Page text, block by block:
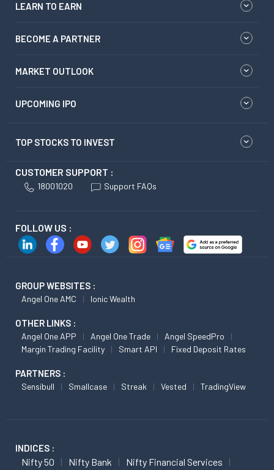
LEARN TO EARN
BECOME A PARTNER
MARKET OUTLOOK
UPCOMING IPO
TOP STOCKS TO INVEST
CUSTOMER SUPPORT :
18001020 Support FAQs
FOLLOW US :
GROUP WEBSITES :
Angel One AMC Ionic Wealth
OTHER LINKS :
Angel One APP Angel One Trade
Angel SpeedPro
Margin Trading Facility
Smart API Fixed Deposit Rates
PARTNERS :
Sensibull Smallcase Streak Vested TradingView
INDICES :
Nifty 50 Nifty Bank
Nifty Financial Services